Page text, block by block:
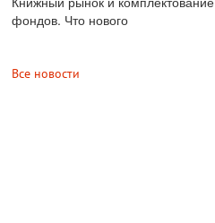
фондов. Что нового
Все новости